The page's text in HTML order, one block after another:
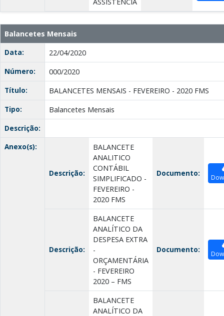
Balancetes Mensais
Data:
22/04/2020
Número:
000/2020
Título:
BALANCETES MENSAIS - FEVEREIRO - 2020 FMS
Tipo:
Balancetes Mensais
Descrição:
Anexo(s):
Descrição:
BALANCETE
ANALITICO
CONTÁBIL
SIMPLIFICADO -
FEVEREIRO -
2020 FMS
Documento:
Descrição:
BALANCETE
ANALÍTICO DA
DESPESA EXTRA
-
ORÇAMENTÁRIA
- FEVEREIRO
2020 – FMS
Documento:
BALANCETE
ANALÍTICO DA